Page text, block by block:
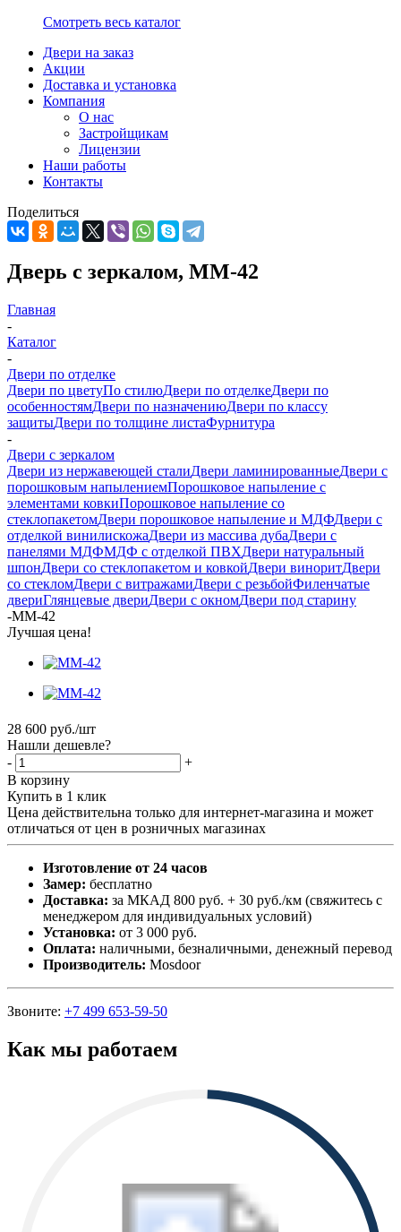
Смотреть весь каталог
Двери на заказ
Акции
Доставка и установка
Компания
О нас
Застройщикам
Лицензии
Наши работы
Контакты
Поделиться
Дверь с зеркалом, ММ-42
Главная
-
Каталог
-
Двери по отделке
Двери по цветуПо стилюДвери по отделкеДвери по
особенностямДвери по назначениюДвери по классу
защитыДвери по толщине листаФурнитура
-
Двери с зеркалом
Двери из нержавеющей сталиДвери ламинированныеДвери с
порошковым напылениемПорошковое напыление с
элементами ковкиПорошковое напыление со
стеклопакетомДвери порошковое напыление и МДФДвери с
отделкой винилискожаДвери из массива дубаДвери с
панелями МДФМДФ с отделкой ПВХДвери натуральный
шпонДвери со стеклопакетом и ковкойДвери виноритДвери
со стекломДвери с витражамиДвери с резьбойФиленчатые
двериГлянцевые двериДвери с окномДвери под старину
-ММ-42
Лучшая цена!
28 600 руб./шт
Нашли дешевле?
-
+
В корзину
Купить в 1 клик
Цена действительна только для интернет-магазина и может
отличаться от цен в розничных магазинах
Изготовление от 24 часов
Замер: бесплатно
Доставка: за МКАД 800 руб. + 30 руб./км (свяжитесь с
менеджером для индивидуальных условий)
Установка: от 3 000 руб.
Оплата: наличными, безналичными, денежный перевод
Производитель: Mosdoor
Звоните: +7 499 653-59-50
Как мы работаем